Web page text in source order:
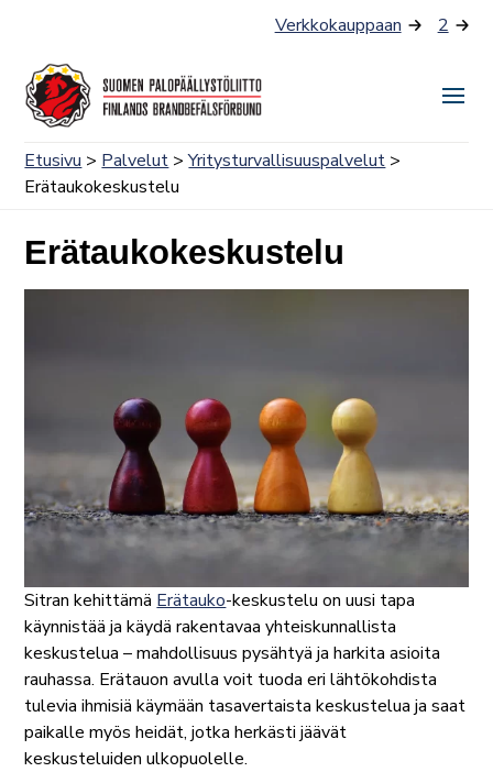
Verkkokauppaan 2
Etusivu > Palvelut >Yritysturvallisuuspalvelut >
Erätaukokeskustelu
Erätaukokeskustelu
Sitran kehittämä Erätauko-keskustelu on uusi tapa
käynnistää ja käydä rakentavaa yhteiskunnallista
keskustelua – mahdollisuus pysähtyä ja harkita asioita
rauhassa. Erätauon avulla voit tuoda eri lähtökohdista
tulevia ihmisiä käymään tasavertaista keskustelua ja saat
paikalle myös heidät, jotka herkästi jäävät
keskusteluiden ulkopuolelle.